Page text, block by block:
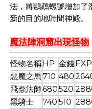
法，將鸚鵡螺號增加了
新的目的地時間神殿。
魔法陣洞窟出現怪物
怪物名稱HP 金錢EXP
惡魔之馬710 480
飛蟲法師680520
黑騎士
740 510